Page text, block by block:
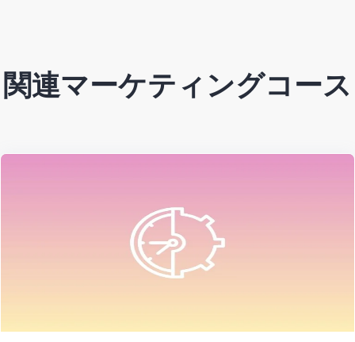
関連マーケティングコース